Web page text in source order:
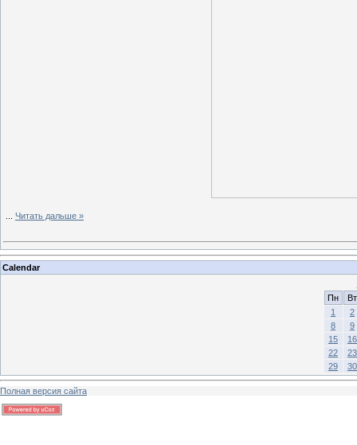
Читать дальше »
Calendar
Пн
Вт
1
2
8
9
15
16
22
23
29
30
Полная версия сайта